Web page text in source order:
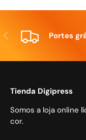
Anterior Portes
Tienda Digipress
Somos a loja online
cor.